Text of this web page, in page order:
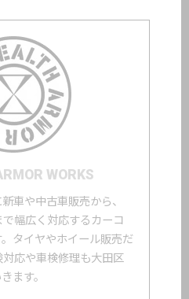
WORKS
車や中古車販売から、
幅広く対応するカーコ
タイヤやホイール販売だ
応や車検修理も大田区
ます。